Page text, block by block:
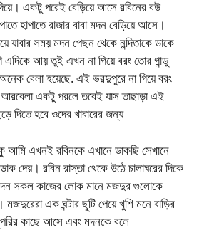
দিয়ে। একটু পরেই বেড়িয়ে আসে রবিনের বউ
হাপাতে রাজার বাবা মদন বেড়িয়ে আসে।
যাবার সময় মদন পেছন থেকে নন্দিতাকে ডাকে
এদিকে আয় তুই এখন না গিয়ে বরং তোর গান্ডু
বেলা হয়েছে. এই ভরদুপুরে না গিয়ে বরং
একটু পরলে তবেই যাস তাছাড়া এই
হবে ওদের খাবারের জন্য
আমি এখনই রবিনকে এখানে ডাকছি সেখানে
ডাক দেয়। রবিন রাস্তা থেকে উঠে চালাঘরের দিকে
সকল কাজের লোক মানে মজদুর গুলোকে
এক ঘন্টার ছুটি পেয়ে খুশি মনে বাড়ির
কাছে আসে এবং মদনকে বলে